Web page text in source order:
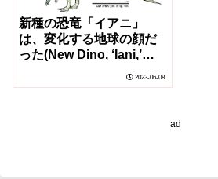
新種の恐竜「イアニ」
は、変化する地球の顔だ
った(New Dino, ‘Iani,’
Planet)
2023-06-08
ad